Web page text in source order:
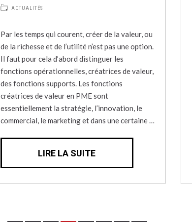
ACTUALITÉS
Par les temps qui courent, créer de la valeur, ou
de la richesse et de l’utilité n’est pas une option.
Il faut pour cela d’abord distinguer les
fonctions opérationnelles, créatrices de valeur,
des fonctions supports. Les fonctions
créatrices de valeur en PME sont
essentiellement la stratégie, l’innovation, le
commercial, le marketing et dans une certaine …
LIRE LA SUITE